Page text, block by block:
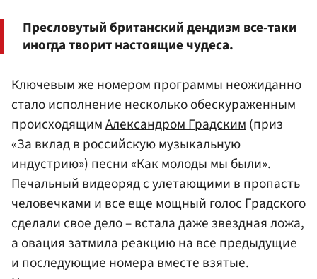
Пресловутый британский дендизм все-таки
иногда творит настоящие чудеса.
Ключевым же номером программы неожиданно
стало исполнение несколько обескураженным
происходящимАлександром Градским(приз
«За вклад в российскую музыкальную
индустрию») песни «Как молоды мы были».
Печальный видеоряд с улетающими в пропасть
человечками и все еще мощный голос Градского
сделали свое дело – встала даже звездная ложа,
а овация затмила реакцию на все предыдущие
и последующие номера вместе взятые.